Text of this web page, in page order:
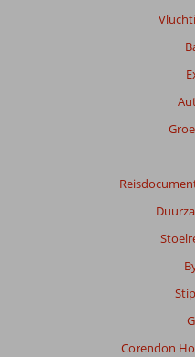
beoordelingen.Corendon